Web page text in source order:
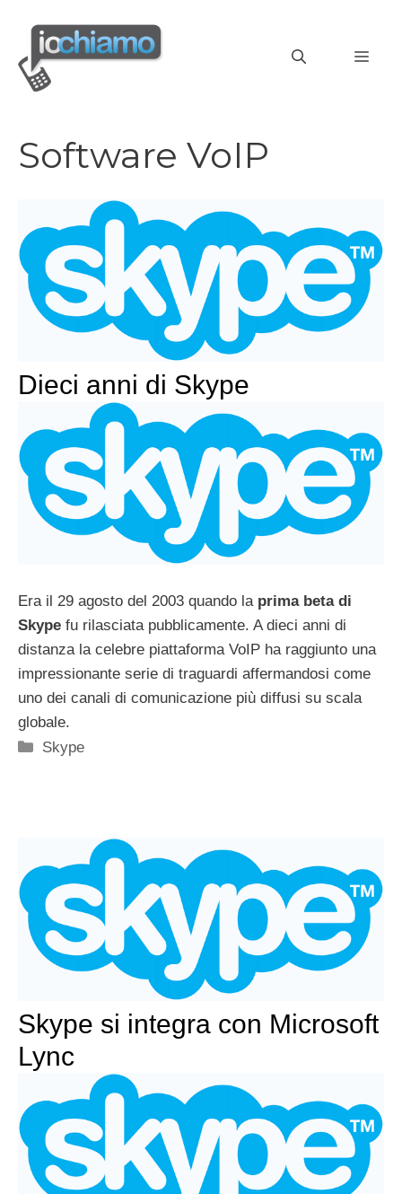
contenuto
Software VoIP
Dieci anni di Skype
Era il 29 agosto del 2003 quando la prima beta di
Skype fu rilasciata pubblicamente. A dieci anni di
distanza la celebre piattaforma VoIP ha raggiunto una
impressionante serie di traguardi affermandosi come
uno dei canali di comunicazione più diffusi su scala
globale.
Categorie
Skype
Skype si integra con Microsoft
Lync